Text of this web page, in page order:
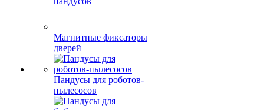
Магнитные фиксаторы
дверей
Пандусы для роботов-
пылесосов